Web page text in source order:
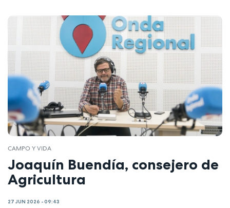
CAMPO Y VIDA
Joaquín Buendía, consejero de
Agricultura
27 JUN 2026 - 09:43